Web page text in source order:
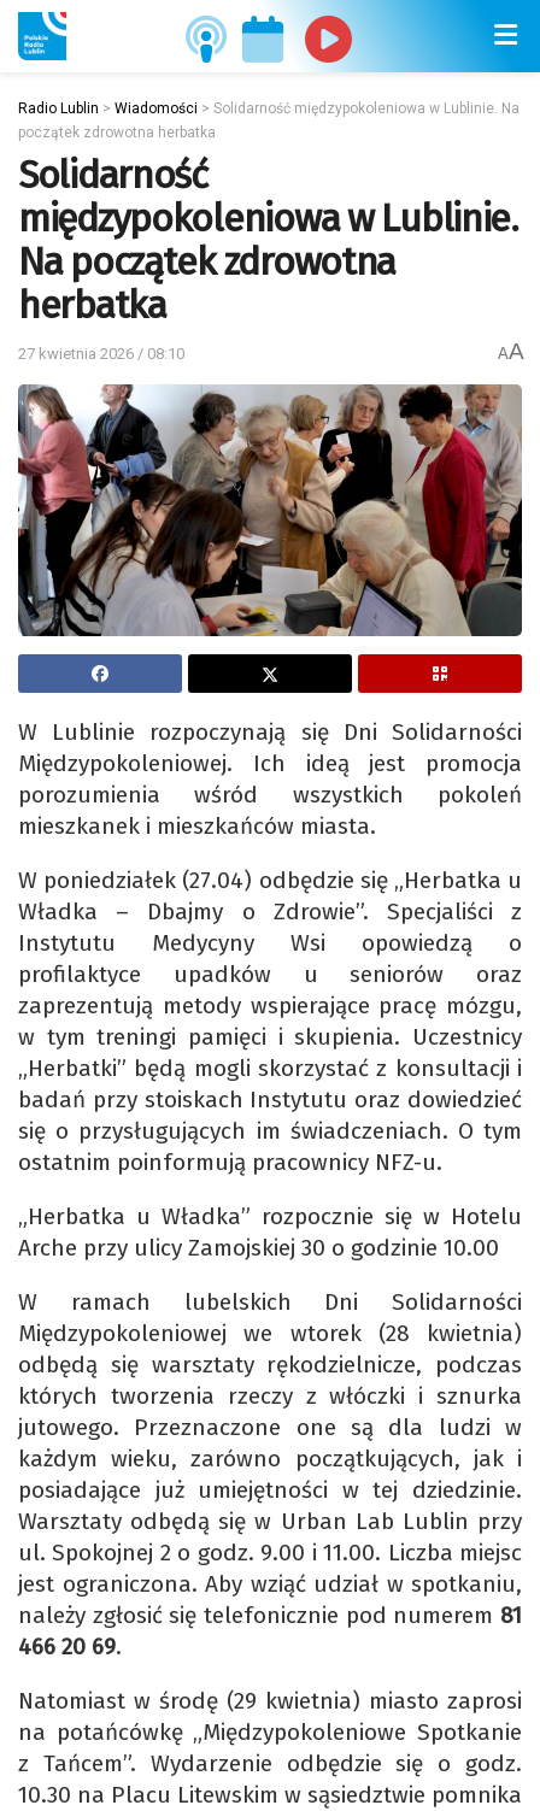
Radio Lublin > Wiadomości > Solidarność międzypokoleniowa w Lublinie. Na
początek zdrowotna herbatka
Solidarność
międzypokoleniowa w Lublinie.
Na początek zdrowotna
herbatka
27 kwietnia 2026 / 08:10 AA
W Lublinie rozpoczynają się Dni Solidarności
Międzypokoleniowej. Ich ideą jest promocja
porozumienia wśród wszystkich pokoleń
mieszkanek i mieszkańców miasta.
W poniedziałek (27.04) odbędzie się „Herbatka u
Władka – Dbajmy o Zdrowie”. Specjaliści z
Instytutu Medycyny Wsi opowiedzą o
profilaktyce upadków u seniorów oraz
zaprezentują metody wspierające pracę mózgu,
w tym treningi pamięci i skupienia. Uczestnicy
„Herbatki” będą mogli skorzystać z konsultacji i
badań przy stoiskach Instytutu oraz dowiedzieć
się o przysługujących im świadczeniach. O tym
ostatnim poinformują pracownicy NFZ-u.
„Herbatka u Władka” rozpocznie się w Hotelu
Arche przy ulicy Zamojskiej 30 o godzinie 10.00
W ramach lubelskich Dni Solidarności
Międzypokoleniowej we wtorek (28 kwietnia)
odbędą się warsztaty rękodzielnicze, podczas
których tworzenia rzeczy z włóczki i sznurka
jutowego. Przeznaczone one są dla ludzi w
każdym wieku, zarówno początkujących, jak i
posiadające już umiejętności w tej dziedzinie.
Warsztaty odbędą się w Urban Lab Lublin przy
ul. Spokojnej 2 o godz. 9.00 i 11.00. Liczba miejsc
jest ograniczona. Aby wziąć udział w spotkaniu,
należy zgłosić się telefonicznie pod numerem 81
466 20 69.
Natomiast w środę (29 kwietnia) miasto zaprosi
na potańcówkę „Międzypokoleniowe Spotkanie
z Tańcem”. Wydarzenie odbędzie się o godz.
10.30 na Placu Litewskim w sąsiedztwie pomnika